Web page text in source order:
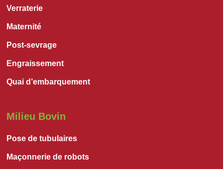
Verraterie
Maternité
Post-sevrage
Engraissement
Quai d’embarquement
Milieu Bovin
Pose de tubulaires
Maçonnerie de robots